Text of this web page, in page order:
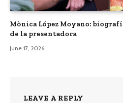
Mònica López Moyano:
de la presentadora
June 17, 2026
LEAVE A REPLY